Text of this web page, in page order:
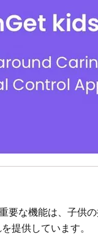
要な機能は、子供
提供しています。